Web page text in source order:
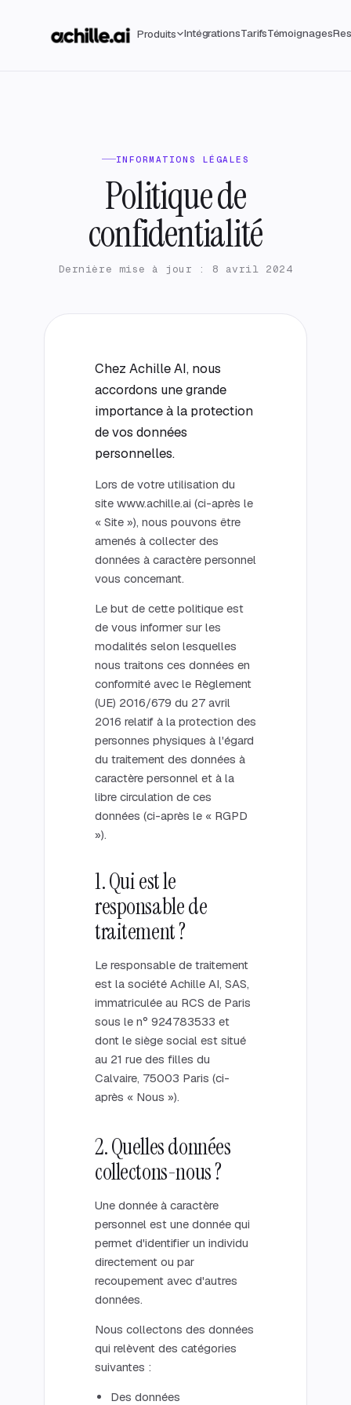
Produits IntégrationsTarifsTémoignages
INFORMATIONS LÉGALES
Politique de
confidentialité
Dernière mise à jour : 8 avril 2024
Chez Achille AI, nous
accordons une grande
importance à la protection
de vos données
personnelles.
Lors de votre utilisation du
site www.achille.ai (ci-après le
« Site »), nous pouvons être
amenés à collecter des
données à caractère personnel
vous concernant.
Le but de cette politique est
de vous informer sur les
modalités selon lesquelles
nous traitons ces données en
conformité avec le Règlement
(UE) 2016/679 du 27 avril
2016 relatif à la protection des
personnes physiques à l'égard
du traitement des données à
caractère personnel et à la
libre circulation de ces
données (ci-après le « RGPD
»).
1. Qui est le
responsable de
traitement ?
Le responsable de traitement
est la société Achille AI, SAS,
immatriculée au RCS de Paris
sous le n° 924783533 et
dont le siège social est situé
au 21 rue des filles du
Calvaire, 75003 Paris (ci-
après « Nous »).
2. Quelles données
collectons-nous ?
Une donnée à caractère
personnel est une donnée qui
permet d'identifier un individu
directement ou par
recoupement avec d'autres
données.
Nous collectons des données
qui relèvent des catégories
suivantes :
Des données